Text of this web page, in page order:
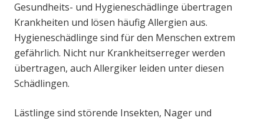
Gesundheits- und Hygieneschädlinge übertragen
Krankheiten und lösen häufig Allergien aus.
Hygieneschädlinge sind für den Menschen extrem
gefährlich. Nicht nur Krankheitserreger werden
übertragen, auch Allergiker leiden unter diesen
Schädlingen.
Lästlinge sind störende Insekten, Nager und